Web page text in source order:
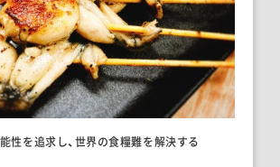
性を追求し、世界の食糧難を解決する